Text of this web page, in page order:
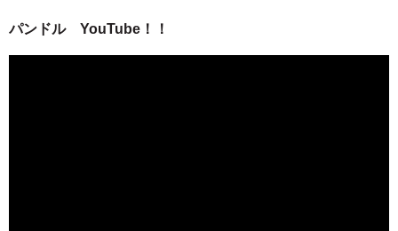
パンドル YouTube！！